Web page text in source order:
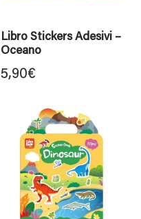
Libro Stickers Adesivi –
Oceano
5,90€